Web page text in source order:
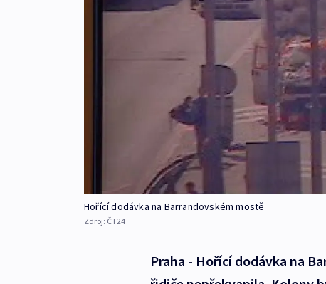
Hořící dodávka na Barrandovském mostě
Zdroj: ČT24
Praha - Hořící dodávka na